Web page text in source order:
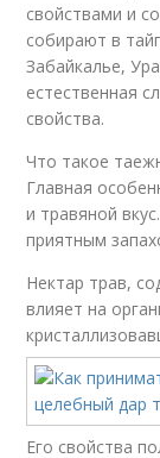
свойствами и
собирают в
Забайкалье,
естественная
свойства.
Что такое
Главная
и травяной
приятным
Нектар трав,
влияет на
Его свойства